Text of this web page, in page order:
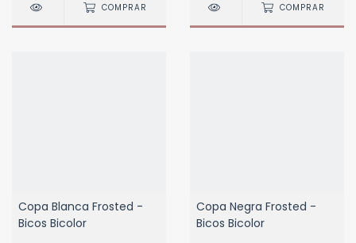
COMPRAR COMPRAR
Copa Blanca Frosted -
Bicos Bicolor
Copa Negra Frosted -
Bicos Bicolor